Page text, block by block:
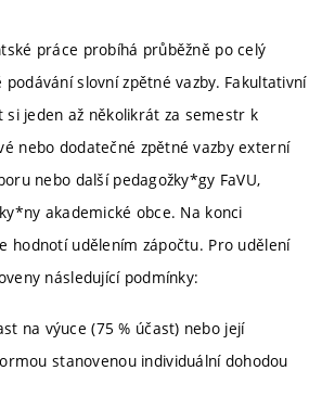
práce probíhá průběžně po celý
slovní zpětné vazby. Fakultativní
si jeden až několikrát za semestr k
nebo dodatečné zpětné vazby externí
nebo další pedagožky*gy FaVU,
akademické obce. Na konci
hodnotí udělením zápočtu. Pro udělení
následující podmínky:
na výuce (75 % účast) nebo její
stanovenou individuální dohodou